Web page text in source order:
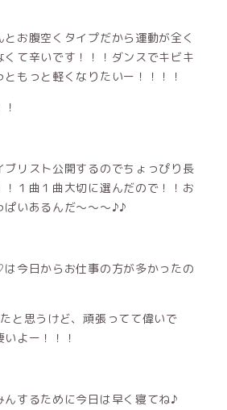
お腹空くタイプだから運動が全く
くて辛いです！！！ダンスでキビキ
もっと軽くなりたいー！！！！
ブリスト公開するのでちょっぴり長
！１曲１曲大切に選んだので！！お
ぱいあるんだ〜〜〜♪♪
今日からお仕事の方が多かったの
と思うけど、頑張ってて偉いで
よー！！！
んするために今日は早く寝てね♪